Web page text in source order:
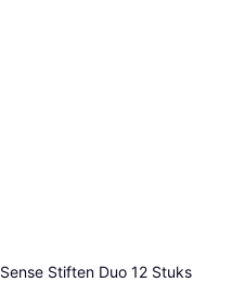
Sense Stiften Duo 12 Stuks